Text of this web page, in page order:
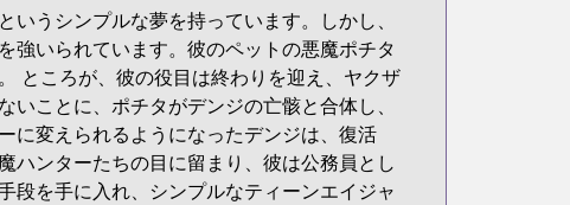
うシンプルな夢を持っています。しかし、
強いられています。彼のペットの悪魔ポチタ
ところが、彼の役目は終わりを迎え、ヤクザ
ことに、ポチタがデンジの亡骸と合体し、
に変えられるようになったデンジは、復活
ハンターたちの目に留まり、彼は公務員とし
段を手に入れ、シンプルなティーンエイジャ